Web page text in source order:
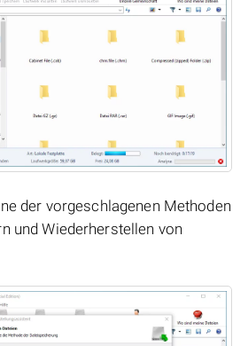
der vorgeschlagenen Methoden
und Wiederherstellen von